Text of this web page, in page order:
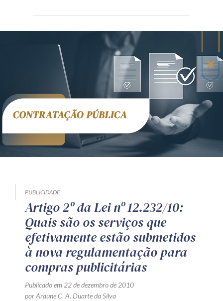
Av. Sete de Setembro, 4698
Batel
PR CEP80240-000
Telefone (41) 2109-8666
PUBLICIDADE
Artigo 2º da Lei nº 12.232/10:
Quais são os serviços que
efetivamente estão submetidos
à nova regulamentação para
compras publicitárias
Publicado em 22 de dezembro de 2010
por Araune C. A. Duarte da Silva